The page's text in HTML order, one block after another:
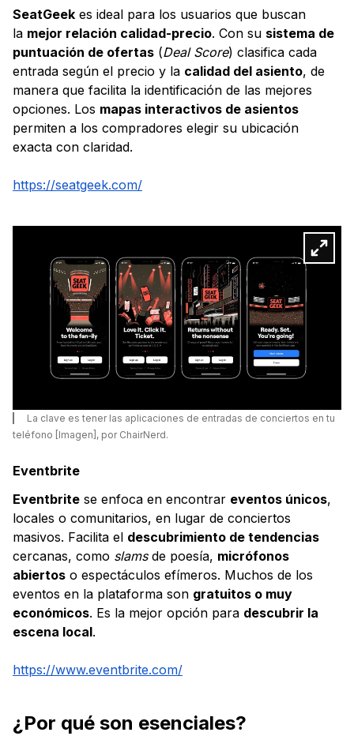
SeatGeek es ideal para los usuarios que buscan
la mejor relación calidad-precio. Con su sistema de
puntuación de ofertas (Deal Score) clasifica cada
entrada según el precio y la calidad del asiento, de
manera que facilita la identificación de las mejores
opciones. Los mapas interactivos de asientos
permiten a los compradores elegir su ubicación
exacta con claridad.
https://seatgeek.com/
La clave es tener las aplicaciones de entradas de conciertos en tu
teléfono [Imagen], por ChairNerd.
Eventbrite
Eventbrite se enfoca en encontrar eventos únicos,
locales o comunitarios, en lugar de conciertos
masivos. Facilita el descubrimiento de tendencias
cercanas, como slamsde poesía, micrófonos
abiertos o espectáculos efímeros. Muchos de los
eventos en la plataforma son gratuitos o muy
económicos. Es la mejor opción para descubrir la
escena local.
https://www.eventbrite.com/
¿Por qué son esenciales?